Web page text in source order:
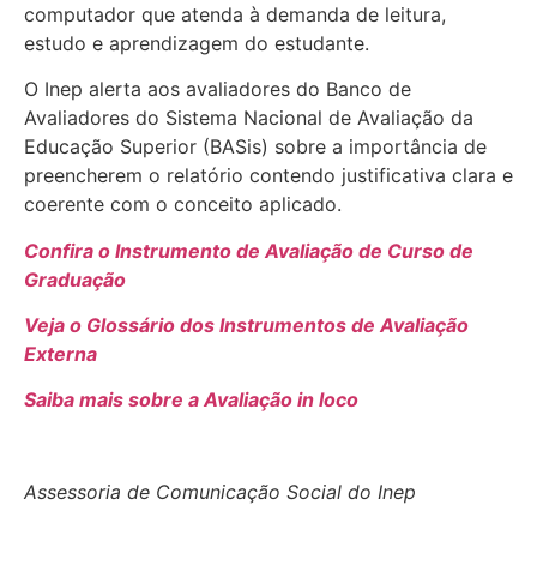
computador que atenda à demanda de leitura,
estudo e aprendizagem do estudante.
O Inep alerta aos avaliadores do Banco de
Avaliadores do Sistema Nacional de Avaliação da
Educação Superior (BASis) sobre a importância de
preencherem o relatório contendo justificativa clara e
coerente com o conceito aplicado.
Confira o Instrumento de Avaliação de Curso de
Graduação
Veja o Glossário dos Instrumentos de Avaliação
Externa
Saiba mais sobre a Avaliação in loco
Assessoria de Comunicação Social do Inep